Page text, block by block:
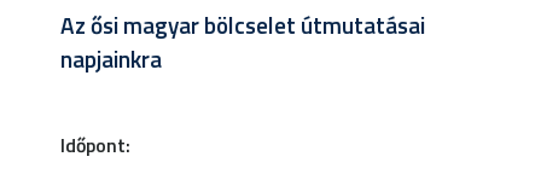
Az ősi magyar bölcselet útmutatásai
napjainkra
Időpont: